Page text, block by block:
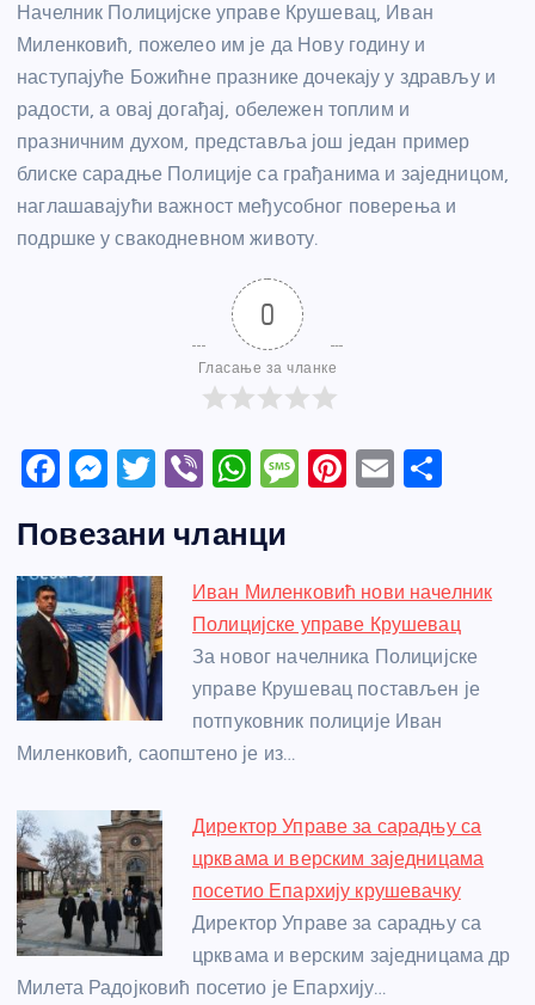
Начелник Полицијске управе Крушевац, Иван
Миленковић, пожелео им је да Нову годину и
наступајуће Божићне празнике дочекају у здрављу и
радости, а овај догађај, обележен топлим и
празничним духом, представља још један пример
блиске сарадње Полиције са грађанима и заједницом,
наглашавајући важност међусобног поверења и
подршке у свакодневном животу.
0
Гласање за чланке
F
c
e
b
o
o
M
ss
e
n
g
er
T
itt
er
Vi
er
W
at
s
A
p
p
M
a
g
e
Pi
e
st
E
e
Повезани чланци
Иван Миленковић нови начелник
Полицијске управе Крушевац
За новог начелника Полицијске
управе Крушевац постављен је
потпуковник полиције Иван
Миленковић, саопштено је из…
Директор Управе за сарадњу са
црквама и верским заједницама
посетио Епархију крушевачку
Директор Управе за сарадњу са
црквама и верским заједницама др
Милета Радојковић посетио је Епархију…